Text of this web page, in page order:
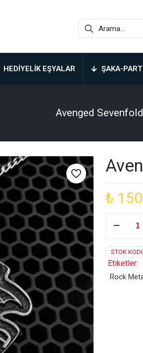
HEDIYELIK EŞYALAR ŞAKA-
Avenged Sevenfold
₺
Sevenfold
STOK
Etiketler:
Rock